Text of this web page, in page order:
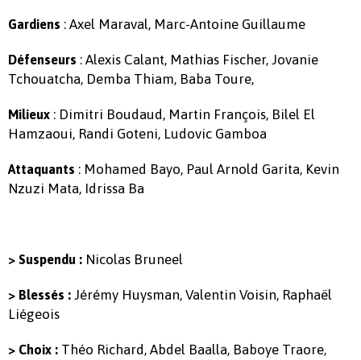
Gardiens : Axel Maraval, Marc-Antoine Guillaume
Défenseurs : Alexis Calant, Mathias Fischer, Jovanie
Tchouatcha, Demba Thiam, Baba Toure,
Milieux : Dimitri Boudaud, Martin François, Bilel El
Hamzaoui, Randi Goteni, Ludovic Gamboa
Attaquants : Mohamed Bayo, Paul Arnold Garita, Kevin
Nzuzi Mata, Idrissa Ba
> Suspendu : Nicolas Bruneel
> Blessés : Jérémy Huysman, Valentin Voisin, Raphaël
Liégeois
> Choix : Théo Richard, Abdel Baalla, Baboye Traore,